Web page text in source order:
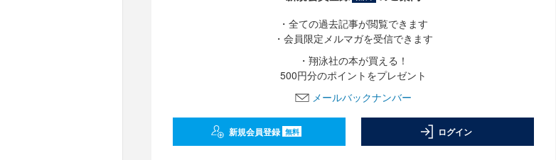
・全ての過去記事が閲覧できます
・会員限定メルマガを受信できます
・翔泳社の本が買える！
500円分のポイントをプレゼント
メールバックナンバー
新規会員登録 無料 ログイン